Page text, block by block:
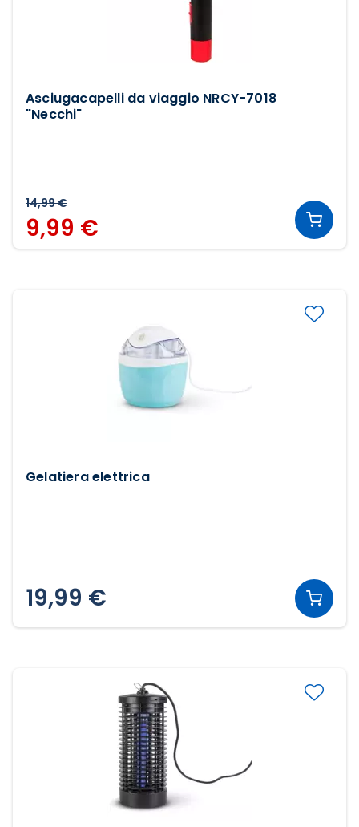
Asciugacapelli da viaggio NRCY-7018
"Necchi"
14,99 €
9,99 €
Gelatiera elettrica
19,99 €